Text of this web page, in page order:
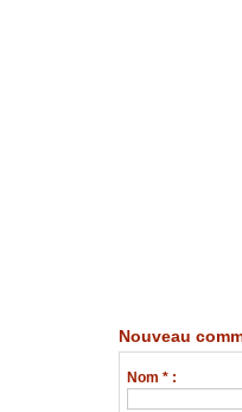
Nouveau
Nom * :